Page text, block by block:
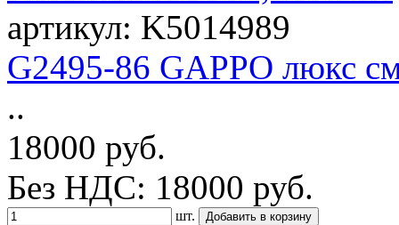
артикул: K5014989
G2495-86 GAPPO люкс
..
18000 руб.
Без НДС: 18000 руб.
шт.